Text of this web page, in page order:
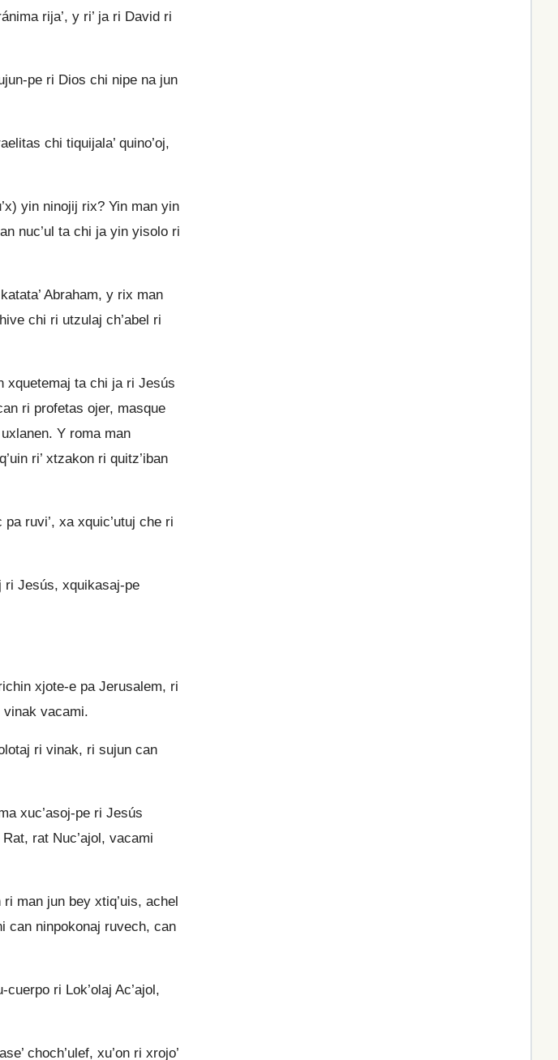
rija’, y ri’ ja ri David ri
pe ri Dios chi nipe na jun
chi tiquijala’ quino’oj,
yin ninojij rix? Yin man yin
nuc’ul ta chi ja yin yisolo ri
Abraham, y rix man
chi ri utzulaj ch’abel ri
xquetemaj ta chi ja ri Jesús
ri profetas ojer, masque
Y roma man
ri’ xtzakon ri quitz’iban
ruvi’, xa xquic’utuj che ri
ri Jesús, xquikasaj-pe
xjote-e pa Jerusalem, ri
vinak vacami.
ri vinak, ri sujun can
xuc’asoj-pe ri Jesús
Rat, rat Nuc’ajol, vacami
ri man jun bey xtiq’uis, achel
can ninpokonaj ruvech, can
cuerpo ri Lok’olaj Ac’ajol,
choch’ulef, xu’on ri xrojo’